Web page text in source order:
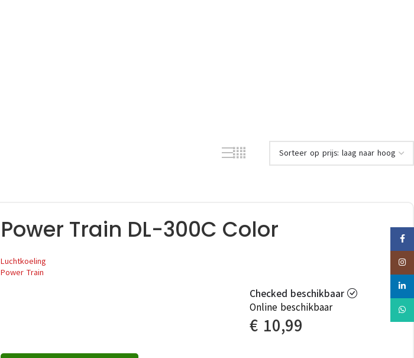
Power Train DL-300C Color
Luchtkoeling
Power Train
Checked beschikbaar
Online beschikbaar
€ 10,99